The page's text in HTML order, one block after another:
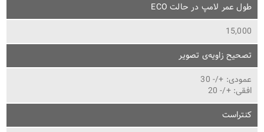
طول عمر لامپ در حالت ECO
15,000
تصحیح زاویه‌ی تصویر
عمودی: +/- 30
افقی: +/- 20
کنتراست